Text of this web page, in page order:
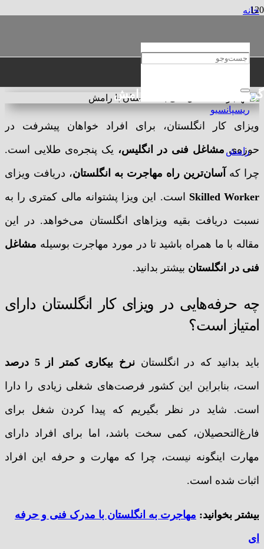
گروه حقوقی و مهاجرتی رامش
خانه
مهاجرت مشاغل فنی به انگلستان
ویزای کار انگلستان، برای افراد خواهان پیشرفت در
حوزه‌ی مشاغل فنی در انگلیس، یک پنجره‌ی طلایی است.
چرا که آسان‌ترین راه مهاجرت به انگلستان، دریافت ویزای
Skilled Worker است. این ویزا پشتوانه مالی کمتری را به
نسبت دریافت بقیه ویزاهای انگلستان می‌خواهد. در این
مقاله با ما همراه باشید تا در مورد مهاجرت بوسیله مشاغل
فنی در انگلستان بیشتر بدانید.
چه حرفه‌هایی در ویزای کار انگلستان دارای
امتیاز است؟
باید بدانید که در انگلستان نرخ بیکاری کمتر از 5 درصد
است، بنابراین این کشور فرصت‌های شغلی زیادی را دارا
است. شاید در نظر بگیریم که پیدا کردن شغل برای
فارغ‌التحصیلان، کمی سخت باشد، اما برای افراد دارای
مهارت اینگونه نیست، چرا که مهارت و حرفه این افراد
اثبات شده است.
بیشتر بخوانید: مهاجرت به انگلستان با مدرک فنی و حرفه
ای